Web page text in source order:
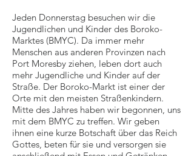
Jeden Donnerstag besuchen wir die
Jugendlichen und Kinder des Boroko-
Marktes (BMYC). Da immer mehr
Menschen aus anderen Provinzen nach
Port Moresby ziehen, leben dort auch
mehr Jugendliche und Kinder auf der
Straße. Der Boroko-Markt ist einer der
Orte mit den meisten Straßenkindern.
Mitte des Jahres haben wir begonnen, uns
mit dem BMYC zu treffen. Wir geben
ihnen eine kurze Botschaft über das Reich
Gottes, beten für sie und versorgen sie